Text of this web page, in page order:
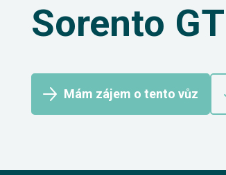
Sorento
Mám zájem o tento vůz